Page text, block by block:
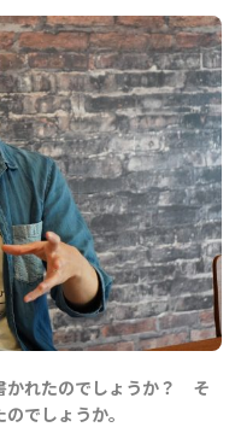
かれたのでしょうか？ そ
でしょうか。